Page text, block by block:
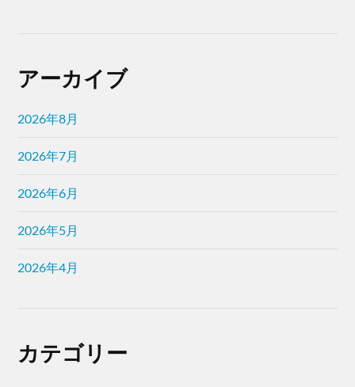
アーカイブ
2026年8月
2026年7月
2026年6月
2026年5月
2026年4月
カテゴリー